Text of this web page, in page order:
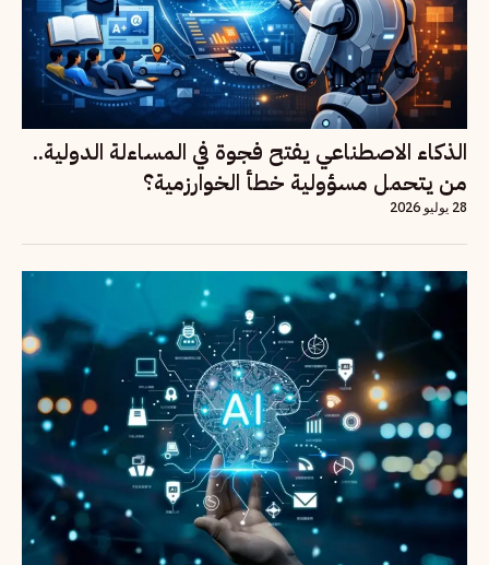
الذكاء الاصطناعي يفتح فجوة في المساءلة الدولية..
من يتحمل مسؤولية خطأ الخوارزمية؟
28 يوليو 2026